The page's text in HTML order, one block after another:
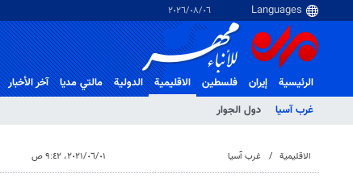
٠٦‏/٠٨‏/٢٠٢٦
الرئيسية إيران فلسطین
الاقلیمیة
غرب آسیا
دول الجوار
الدولية مالتي مدیا آخر الأخبار
الاقلیمیة غرب آسیا ٠١‏/٠٦‏/٢٠٢١، ٩:٤٢ ص